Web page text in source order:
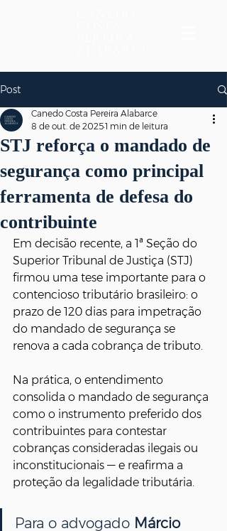
Post
STJ reforça o mandado de
segurança como principal
ferramenta de defesa do
contribuinte
Canedo Costa Pereira Alabarce
8 de out. de 20251 min de leitura
Em decisão recente, a 1ª Seção do
Superior Tribunal de Justiça (STJ)
firmou uma tese importante para o
contencioso tributário brasileiro: o
prazo de 120 dias para impetração
do mandado de segurança se
renova a cada cobrança de tributo.
Na prática, o entendimento
consolida o mandado de segurança
como o instrumento preferido dos
contribuintes para contestar
cobranças consideradas ilegais ou
inconstitucionais — e reafirma a
proteção da legalidade tributária.
Para o advogado Márcio